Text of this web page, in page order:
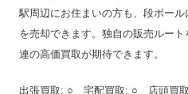
駅周辺にお住まいの方も、段ボー
を売却できます。独自の販売ルー
連の高価買取が期待できます。
出張買取: ○ 宅配買取: ○ 店頭買